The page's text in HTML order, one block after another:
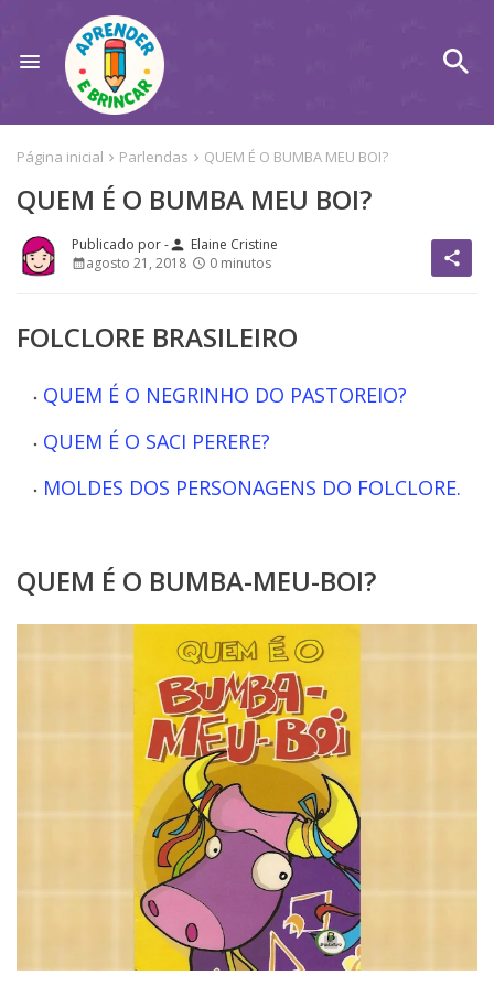
Página inicial Parlendas QUEM É O BUMBA MEU BOI?
QUEM É O BUMBA MEU BOI?
person Elaine Cristine
agosto 21, 2018
0 minutos share
FOLCLORE BRASILEIRO
QUEM É O NEGRINHO DO PASTOREIO?
QUEM É O SACI PERERE?
MOLDES DOS PERSONAGENS DO FOLCLORE.
QUEM É O BUMBA-MEU-BOI?